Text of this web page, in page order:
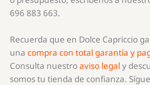
696 883 663.
Recuerda que en Dolce Capriccio
una compra con total garantía y
Consulta nuestroaviso legal y
somos tu tienda de confianza.